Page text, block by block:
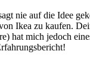
nie auf die Idee
Ikea zu kaufen.
hat mich jedoch